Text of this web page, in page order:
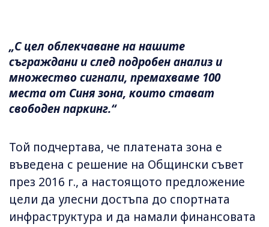
„С цел облекчаване на нашите
съграждани и след подробен анализ и
множество сигнали, премахваме 100
места от Синя зона, които стават
свободен паркинг.“
Той подчертава, че платената зона е
въведена с решение на Общински съвет
през 2016 г., а настоящото предложение
цели да улесни достъпа до спортната
инфраструктура и да намали финансовата